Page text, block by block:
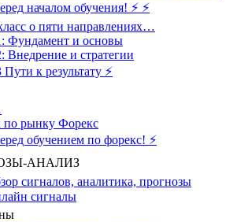
началом обучения! ⚡ ⚡
о пяти направлениях…
Фундамент и основы
и стратегии
к результату ⚡️
по рынку Форекс
обучением по форекс! ⚡
АНАЛИЗ
сигналов, аналитика, прогнозы
сигналы